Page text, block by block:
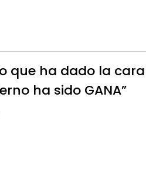
que ha dado la
ha sido GANA”